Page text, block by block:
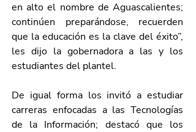
en alto el nombre de Aguascalientes;
continúen preparándose, recuerden
que la educación es la clave del éxito”,
les dijo la gobernadora a las y los
estudiantes del plantel.
De igual forma los invitó a estudiar
carreras enfocadas a las Tecnologías
de la Información; destacó que los